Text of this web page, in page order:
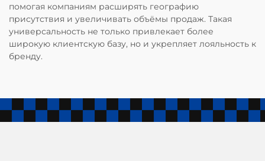
помогая компаниям расширять географию
присутствия и увеличивать объёмы продаж. Такая
универсальность не только привлекает более
широкую клиентскую базу, но и укрепляет лояльность к
бренду.